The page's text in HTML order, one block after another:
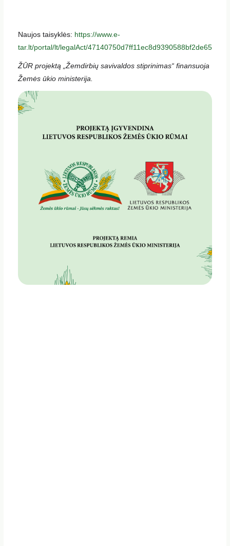
Naujos taisyklės: https://www.e-
tar.lt/portal/lt/legalAct/47140750d7ff11ec8d9390588bf2de65
ŽŪR projektą „Žemdirbių savivaldos stiprinimas“ finansuoja
Žemės ūkio ministerija.